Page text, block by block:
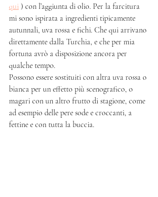
qui ) con l’aggiunta di olio. Per la farcitura
mi sono ispirata a ingredienti tipicamente
autunnali, uva rossa e fichi. Che qui arrivano
direttamente dalla Turchia, e che per mia
fortuna avrò a disposizione ancora per
qualche tempo.
Possono essere sostituiti con altra uva rossa o
bianca per un effetto più scenografico, o
magari con un altro frutto di stagione, come
ad esempio delle pere sode e croccanti, a
fettine e con tutta la buccia.